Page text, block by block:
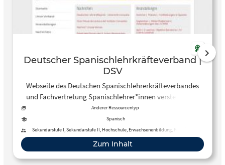
Deutscher Spanischlehrkräfteverband |
DSV
Webseite des Deutschen Spanischlehrerkräfteverbandes
und Fachvertretung Spanischlehrer*innen versteht. Hier
bekommst du auch Zugriff auf die verschiedenen
Landesverbände und wirst immer über aktuelle Ereignisse
und Veranstaltungen rund um die hispanophone Welt
informiert.
Anderer Ressourcentyp
Spanisch
Sekundarstufe I, Sekundarstufe II, Hochschule, Erwachsenenbildung, Fortbildung
Zum Inhalt